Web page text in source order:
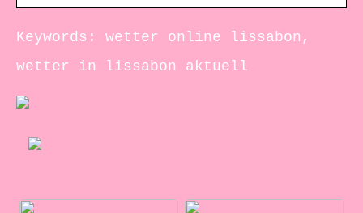
Keywords: wetter online lissabon,
wetter in lissabon aktuell